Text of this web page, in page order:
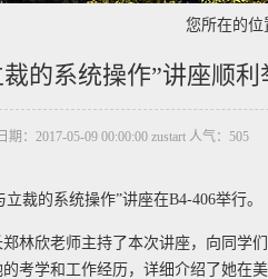
您所在的位
的系统操作”讲座顺利
2017-05-09 00:00:00 zustart 人气： 505
裁的系统操作”讲座在B4-406举行。
林欣老师主持了本次讲座，向同学
考学和工作经历，详细介绍了她在